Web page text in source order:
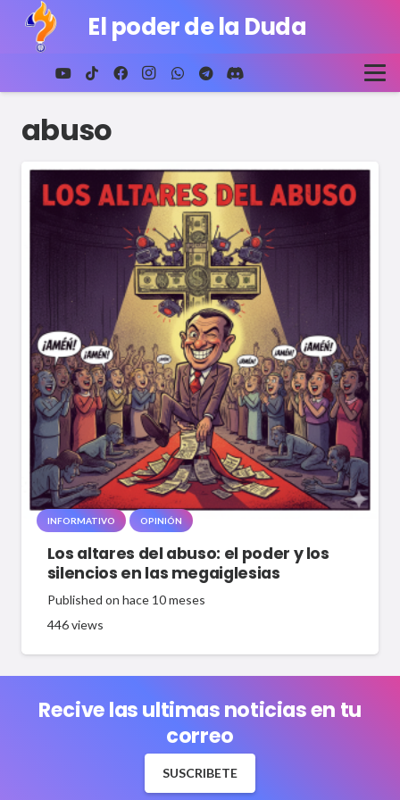
El poder de la Duda
abuso
INFORMATIVO OPINIÓN
Los altares del abuso: el poder y los
silencios en las megaiglesias
Published on hace 10 meses
446views
Recive las ultimas noticias en tu
correo
SUSCRIBETE